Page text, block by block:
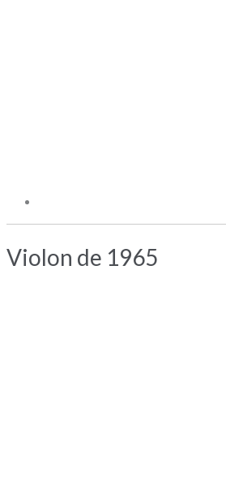
Violon de 1965